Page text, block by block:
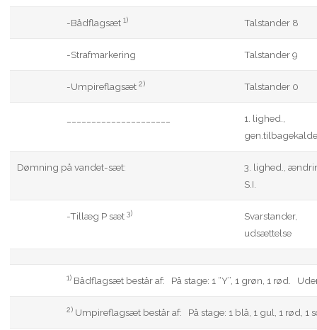
-Bådflagsæt 1) Talstander 8
-Strafmarkering Talstander 9
-Umpireflagsæt 2) Talstander 0
1. lighed.,
Dømning på vandet-sæt:
3. lighed.,
S.I.
-Tillæg P sæt 3)
Svarstander,
udsættelse
1) Bådflagsæt består af: På stage: 1 “Y”, 1 grøn, 1 rød.
2)Umpireflagsæt består af: På stage: 1 blå, 1 gul, 1 rød, 1